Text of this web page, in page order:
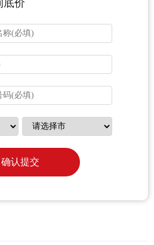
底价
确认提交